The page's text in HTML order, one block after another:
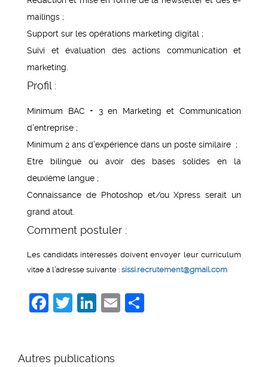
mailings ;
Support sur les opérations marketing digital ;
Suivi et évaluation des actions communication et
marketing.
Profil :
Minimum BAC + 3 en Marketing et Communication
d’entreprise ;
Minimum 2 ans d’expérience dans un poste similaire ;
Etre bilingue ou avoir des bases solides en la
deuxième langue ;
Connaissance de Photoshop et/ou Xpress serait un
grand atout.
Comment postuler :
Les candidats intéressés doivent envoyer leur curriculum
vitae à l’adresse suivante : sissi.recrutement@gmail.com
Facebook
Twitter
LinkedIn
Email
Autres publications